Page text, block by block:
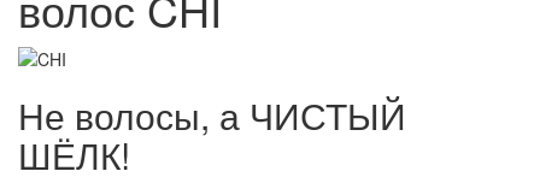
Не волосы, а ЧИСТЫЙ
ШЁЛК!